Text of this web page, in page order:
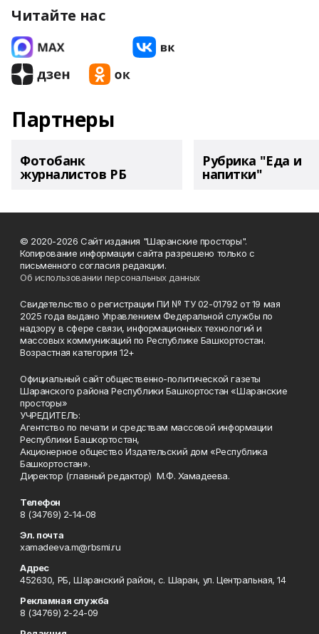
Читайте нас
Партнеры
Фотобанк
журналистов РБ
Рубрика "Еда и
напитки"
© 2020-2026 Сайт издания "Шаранские просторы".
Копирование информации сайта разрешено только с
письменного согласия редакции.
Об использовании персональных данных
Свидетельство о регистрации ПИ № ТУ 02-01792 от 19 мая
2025 года выдано Управлением Федеральной службы по
надзору в сфере связи, информационных технологий и
массовых коммуникаций по Республике Башкортостан.
Возрастная категория 12+
Официальный сайт общественно-политической газеты
Шаранского района Республики Башкортостан «Шаранские
просторы»
УЧРЕДИТЕЛЬ:
Агентство по печати и средствам массовой информации
Республики Башкортостан,
Акционерное общество Издательский дом «Республика
Башкортостан».
Директор (главный редактор) М.Ф. Хамадеева.
Телефон
8 (34769) 2-14-08
Эл. почта
xamadeeva.m@rbsmi.ru
Адрес
452630, РБ, Шаранский район, с. Шаран, ул. Центральная, 14
Рекламная служба
8 (34769) 2-24-09